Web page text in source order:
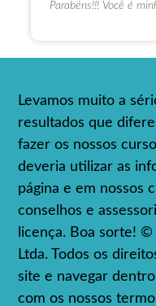
Parabéns!!! Você é
Levamos muito a
resultados que
fazer os nossos
deveria utilizar as
página e em nossos
conselhos e
licença. Boa sorte!
Ltda. Todos os
site e navegar
com os nossos